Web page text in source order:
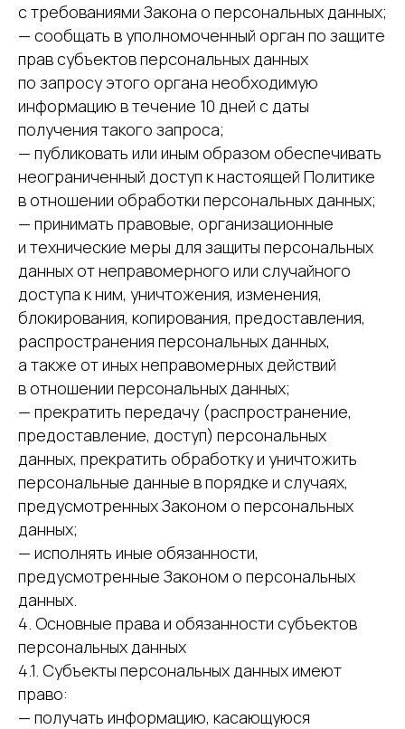
с требованиями Закона о персональных данных;
— сообщать в уполномоченный орган по защите
прав субъектов персональных данных
по запросу этого органа необходимую
информацию в течение 10 дней с даты
получения такого запроса;
— публиковать или иным образом обеспечивать
неограниченный доступ к настоящей Политике
в отношении обработки персональных данных;
— принимать правовые, организационные
и технические меры для защиты персональных
данных от неправомерного или случайного
доступа к ним, уничтожения, изменения,
блокирования, копирования, предоставления,
распространения персональных данных,
а также от иных неправомерных действий
в отношении персональных данных;
— прекратить передачу (распространение,
предоставление, доступ) персональных
данных, прекратить обработку и уничтожить
персональные данные в порядке и случаях,
предусмотренных Законом о персональных
данных;
— исполнять иные обязанности,
предусмотренные Законом о персональных
данных.
4. Основные права и обязанности субъектов
персональных данных
4.1. Субъекты персональных данных имеют
право:
— получать информацию, касающуюся